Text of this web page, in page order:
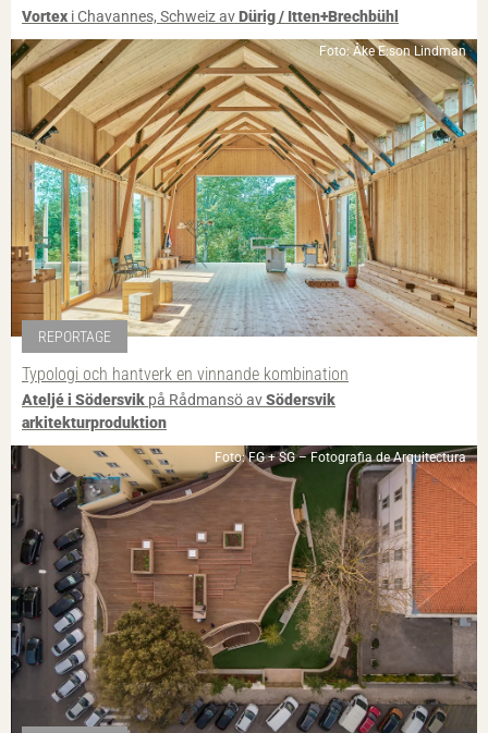
Vortex i Chavannes, Schweiz avDürig / Itten+Brechbühl
Foto: Åke E:son Lindman
REPORTAGE
Typologi och hantverk en vinnande kombination
Ateljé i Södersvik på Rådmansö avSödersvik
arkitekturproduktion
Foto: FG + SG – Fotografia de Arquitectura